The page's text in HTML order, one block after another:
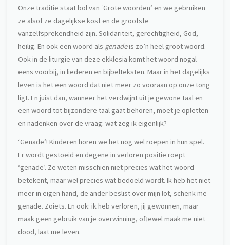
Onze traditie staat bol van ‘Grote woorden’ en we gebruiken
ze alsof ze dagelijkse kost en de grootste
vanzelfsprekendheid zijn. Solidariteit, gerechtigheid, God,
heilig. En ook een woord als genadeis zo’n heel groot woord.
Ook in de liturgie van deze ekklesia komt het woord nogal
eens voorbij, in liederen en bijbelteksten. Maar in het dagelijks
leven is het een woord dat niet meer zo vooraan op onze tong
ligt. En juist dan, wanneer het verdwijnt uit je gewone taal en
een woord tot bijzondere taal gaat behoren, moet je opletten
en nadenken over de vraag: wat zeg ik eigenlijk?
‘Genade’! Kinderen horen we het nog wel roepen in hun spel.
Er wordt gestoeid en degene in verloren positie roept
‘genade’. Ze weten misschien niet precies wat het woord
betekent, maar wel precies wat bedoeld wordt. Ik heb het niet
meer in eigen hand, de ander beslist over mijn lot, schenk me
genade. Zoiets. En ook: ik heb verloren, jij gewonnen, maar
maak geen gebruik van je overwinning, oftewel maak me niet
dood, laat me leven.